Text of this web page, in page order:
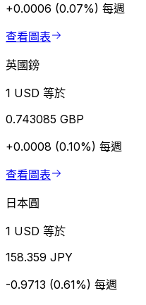
+0.0006 (0.07%) 每週
查看圖表
英國鎊
1 USD 等於
0.743085 GBP
+0.0008 (0.10%) 每週
查看圖表
日本圓
1 USD 等於
158.359 JPY
-0.9713 (0.61%) 每週